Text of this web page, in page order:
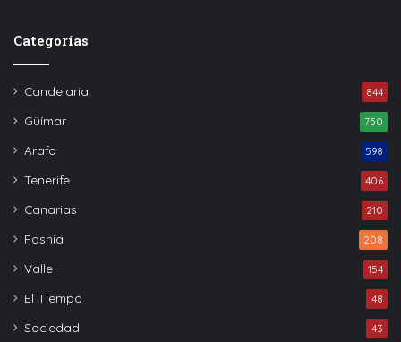
Categorías
Candelaria 844
Güímar 750
Arafo 598
Tenerife 406
Canarias 210
Fasnia 208
Valle 154
El Tiempo 48
Sociedad 43